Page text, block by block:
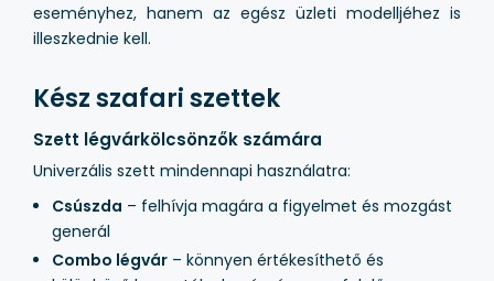
eseményhez, hanem az egész üzleti modelljéhez is
illeszkednie kell.
Kész szafari szettek
Szett légvárkölcsönzők számára
Univerzális szett mindennapi használatra:
Csúszda – felhívja magára a figyelmet és mozgást
generál
Combo légvár– könnyen értékesíthető és